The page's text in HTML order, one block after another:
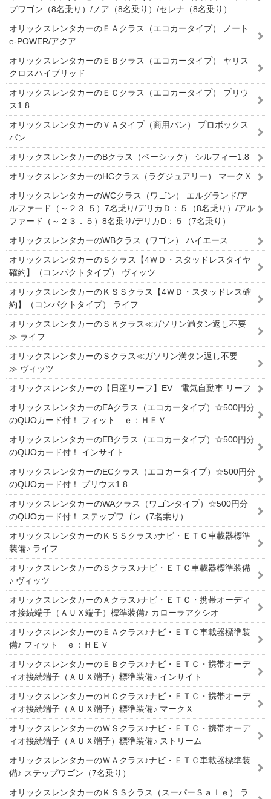
プワゴン（8名乗り）/ノア（8名乗り）/セレナ（8名乗り）
オリックスレンタカーのＥＡクラス（エコカータイプ） ノート
e-POWER/アクア
オリックスレンタカーのＥＢクラス（エコカータイプ） ヤリス
クロスハイブリッド
オリックスレンタカーのＥＣクラス（エコカータイプ） プリウ
ス1.8
オリックスレンタカーのＶＡタイプ（商用バン） プロボックス
バン
オリックスレンタカーのBクラス（ベーシック） シルフィー1.8
オリックスレンタカーのHCクラス（ラグジュアリー） マークＸ
オリックスレンタカーのWCクラス（ワゴン） エルグランド/ア
ルファード（～２３.５）7名乗り/デリカＤ：５（8名乗り）/アル
ファード（～２３．５）8名乗り/デリカD：５（7名乗り）
オリックスレンタカーのWBクラス（ワゴン） ハイエース
オリックスレンタカーのＳクラス【4ＷＤ・スタッドレスタイヤ
確約】（コンパクトタイプ） ヴィッツ
オリックスレンタカーのＫＳＳクラス【4ＷＤ・スタッドレス確
約】（コンパクトタイプ） ライフ
オリックスレンタカーのＳＫクラス≪ガソリン満タン返し不要
≫ ライフ
オリックスレンタカーのＳクラス≪ガソリン満タン返し不要
≫ ヴィッツ
オリックスレンタカーの【日産リーフ】EV 電気自動車 リーフ
オリックスレンタカーのEAクラス（エコカータイプ）☆500円分
のQUOカード付！ フィット ｅ：ＨＥＶ
オリックスレンタカーのEBクラス（エコカータイプ）☆500円分
のQUOカード付！ インサイト
オリックスレンタカーのECクラス（エコカータイプ）☆500円分
のQUOカード付！ プリウス1.8
オリックスレンタカーのWAクラス（ワゴンタイプ）☆500円分
のQUOカード付！ ステップワゴン（7名乗り）
オリックスレンタカーのＫＳＳクラス♪ナビ・ＥＴＣ車載器標準
装備♪ ライフ
オリックスレンタカーのＳクラス♪ナビ・ＥＴＣ車載器標準装備
♪ ヴィッツ
オリックスレンタカーのＡクラス♪ナビ・ＥＴＣ・携帯オーディ
オ接続端子（ＡＵＸ端子）標準装備♪ カローラアクシオ
オリックスレンタカーのＥＡクラス♪ナビ・ＥＴＣ車載器標準装
備♪ フィット ｅ：ＨＥＶ
オリックスレンタカーのＥＢクラス♪ナビ・ＥＴＣ・携帯オーデ
ィオ接続端子（ＡＵＸ端子）標準装備♪ インサイト
オリックスレンタカーのＨＣクラス♪ナビ・ＥＴＣ・携帯オーデ
ィオ接続端子（ＡＵＸ端子）標準装備♪ マークＸ
オリックスレンタカーのＷＳクラス♪ナビ・ＥＴＣ・携帯オーデ
ィオ接続端子（ＡＵＸ端子）標準装備♪ ストリーム
オリックスレンタカーのＷＡクラス♪ナビ・ＥＴＣ車載器標準装
備♪ ステップワゴン（7名乗り）
オリックスレンタカーのＫＳＳクラス（スーパーＳａｌｅ） ラ